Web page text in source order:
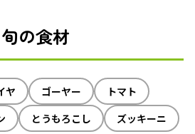
旬の食材
ヤ ゴーヤー
トマト
とうもろこし ズッキーニ